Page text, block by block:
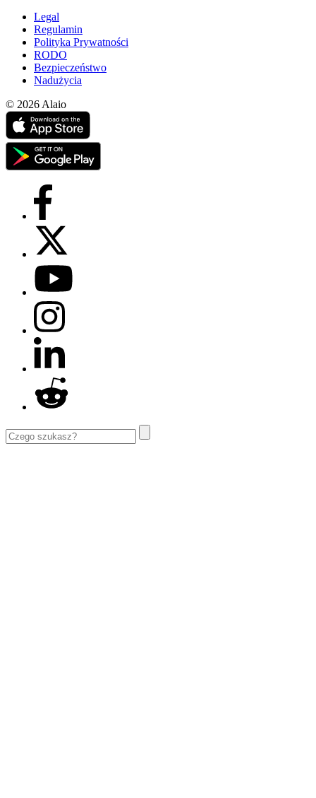
Legal
Regulamin
Polityka Prywatności
RODO
Bezpieczeństwo
Nadużycia
© 2026 Alaio